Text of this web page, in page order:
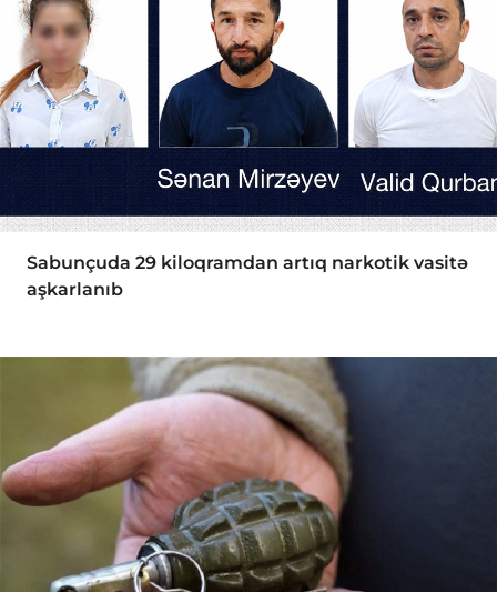
Sabunçuda 29 kiloqramdan artıq narkotik vasitə
aşkarlanıb